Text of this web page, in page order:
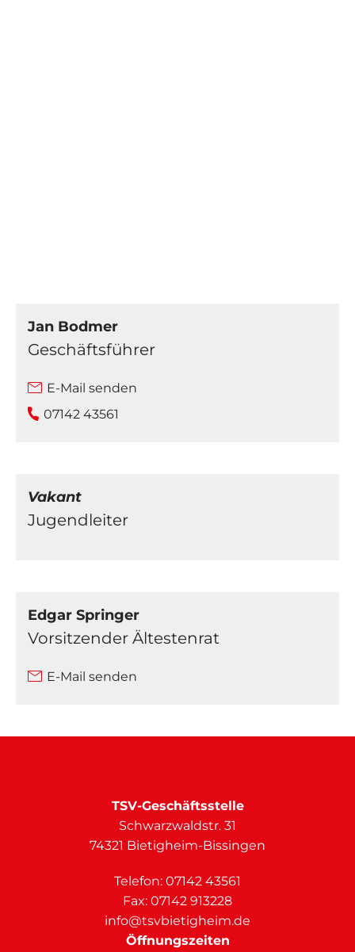
Jan Bodmer
Geschäftsführer
E-Mail senden
07142 43561
Vakant
Jugendleiter
Edgar Springer
Vorsitzender Ältestenrat
E-Mail senden
TSV-Geschäftsstelle
Schwarzwaldstr. 31
74321 Bietigheim-Bissingen
Telefon: 07142 43561
Fax: 07142 913228
info@tsvbietigheim.de
Öffnungszeiten